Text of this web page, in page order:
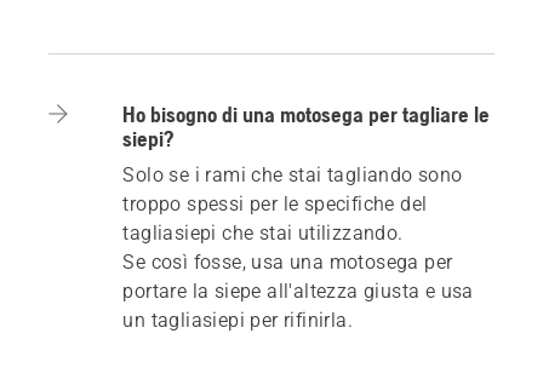
Ho bisogno di una motosega per tagliare le
siepi?
Solo se i rami che stai tagliando sono
troppo spessi per le specifiche del
tagliasiepi che stai utilizzando.
Se così fosse, usa una motosega per
portare la siepe all'altezza giusta e usa
un tagliasiepi per rifinirla.